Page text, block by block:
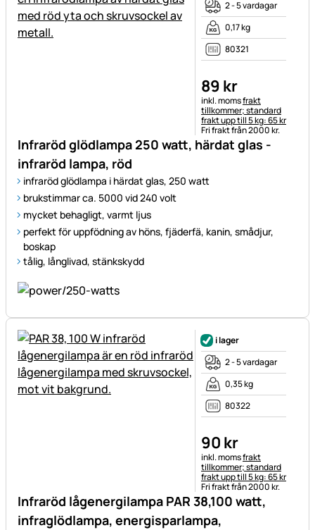
Infraröd glödlampa 250 watt, härdat glas -
infraröd lampa, röd
infraröd glödlampa i härdat glas, 250 watt
brukstimmar ca. 5000 vid 240 volt
mycket behagligt, varmt ljus
perfekt för uppfödning av höns, fjäderfä, kanin, smådjur,
boskap
tålig, långlivad, stänkskydd
2 - 5 vardagar
0,17 kg
80321
89 kr
Skatteinformation:
inkl. momsfrakt
tillkommer; standard
frakt upp till 5 kg: 65 kr
Fri frakt från 2000 kr.
Infraröd lågenergilampa PAR 38,100 watt,
infraglödlampa, energisparlampa,
i lager
2 - 5 vardagar
0,35 kg
80322
90 kr
Skatteinformation:
inkl. momsfrakt
tillkommer; standard
frakt upp till 5 kg: 65 kr
Fri frakt från 2000 kr.